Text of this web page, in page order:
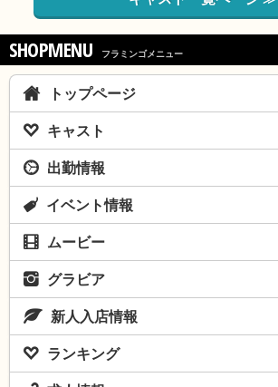
SHOPMENU フラミンゴメニュー
トップページ
キャスト
出勤情報
イベント情報
ムービー
グラビア
新人入店情報
ランキング